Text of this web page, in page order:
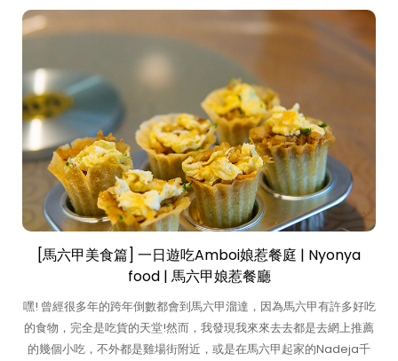
[馬六甲美食篇] 一日遊吃Amboi娘惹餐庭 | Nyonya
food | 馬六甲娘惹餐廳
嘿! 曾經很多年的跨年倒數都會到馬六甲溜達，因為馬六甲有許多好吃
的食物，完全是吃貨的天堂!然而，我發現我來來去去都是去網上推薦
的幾個小吃，不外都是雞場街附近，或是在馬六甲起家的Nadeja千